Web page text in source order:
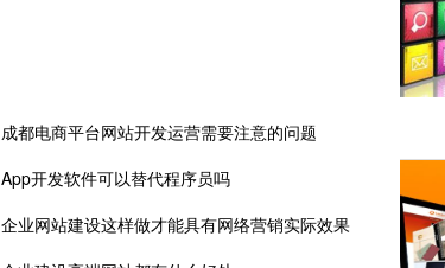
成都电商平台网站开发运营需要注意的问题
App开发软件可以替代程序员吗
企业网站建设这样做才能具有网络营销实际效果